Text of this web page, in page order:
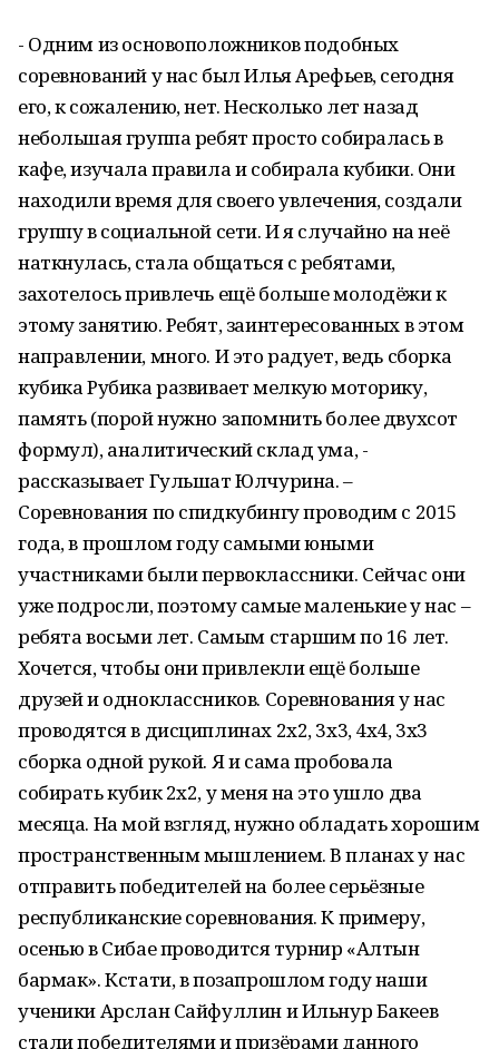
- Одним из основоположников подобных
соревнований у нас был Илья Арефьев, сегодня
его, к сожалению, нет. Несколько лет назад
небольшая группа ребят просто собиралась в
кафе, изучала правила и собирала кубики. Они
находили время для своего увлечения, создали
группу в социальной сети. И я случайно на неё
наткнулась, стала общаться с ребятами,
захотелось привлечь ещё больше молодёжи к
этому занятию. Ребят, заинтересованных в этом
направлении, много. И это радует, ведь сборка
кубика Рубика развивает мелкую моторику,
память (порой нужно запомнить более двухсот
формул), аналитический склад ума, -
рассказывает Гульшат Юлчурина. –
Соревнования по спидкубингу проводим с 2015
года, в прошлом году самыми юными
участниками были первоклассники. Сейчас они
уже подросли, поэтому самые маленькие у нас –
ребята восьми лет. Самым старшим по 16 лет.
Хочется, чтобы они привлекли ещё больше
друзей и одноклассников. Соревнования у нас
проводятся в дисциплинах 2х2, 3х3, 4х4, 3х3
сборка одной рукой. Я и сама пробовала
собирать кубик 2х2, у меня на это ушло два
месяца. На мой взгляд, нужно обладать хорошим
пространственным мышлением. В планах у нас
отправить победителей на более серьёзные
республиканские соревнования. К примеру,
осенью в Сибае проводится турнир «Алтын
бармак». Кстати, в позапрошлом году наши
ученики Арслан Сайфуллин и Ильнур Бакеев
стали победителями и призёрами данного